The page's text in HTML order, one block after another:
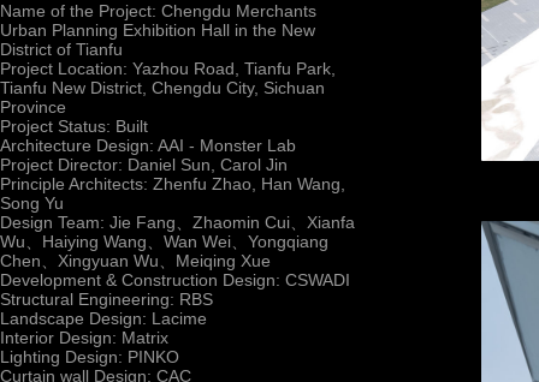
Name of the Project: Chengdu Merchants
Urban Planning Exhibition Hall in the New
District of Tianfu
Project Location: Yazhou Road, Tianfu Park,
Tianfu New District, Chengdu City, Sichuan
Province
Project Status: Built
Architecture Design: AAI - Monster Lab
Project Director: Daniel Sun, Carol Jin
Principle Architects: Zhenfu Zhao, Han Wang,
Song Yu
Design Team: Jie Fang、Zhaomin Cui、Xianfa
Wu、Haiying Wang、Wan Wei、Yongqiang
Chen、Xingyuan Wu、Meiqing Xue
Development & Construction Design: CSWADI
Structural Engineering: RBS
Landscape Design: Lacime
Interior Design: Matrix
Lighting Design: PINKO
Curtain wall Design: CAC